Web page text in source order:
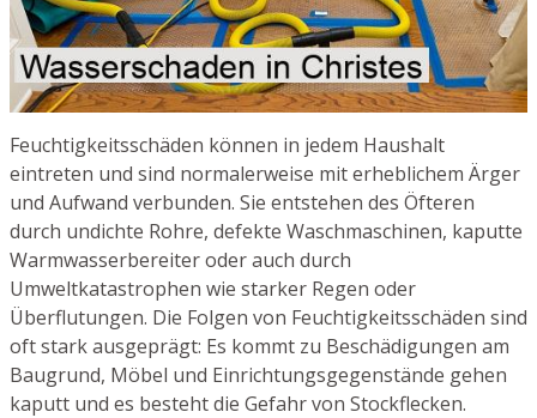
Feuchtigkeitsschäden können in jedem Haushalt
eintreten und sind normalerweise mit erheblichem Ärger
und Aufwand verbunden. Sie entstehen des Öfteren
durch undichte Rohre, defekte Waschmaschinen, kaputte
Warmwasserbereiter oder auch durch
Umweltkatastrophen wie starker Regen oder
Überflutungen. Die Folgen von Feuchtigkeitsschäden sind
oft stark ausgeprägt: Es kommt zu Beschädigungen am
Baugrund, Möbel und Einrichtungsgegenstände gehen
kaputt und es besteht die Gefahr von Stockflecken.